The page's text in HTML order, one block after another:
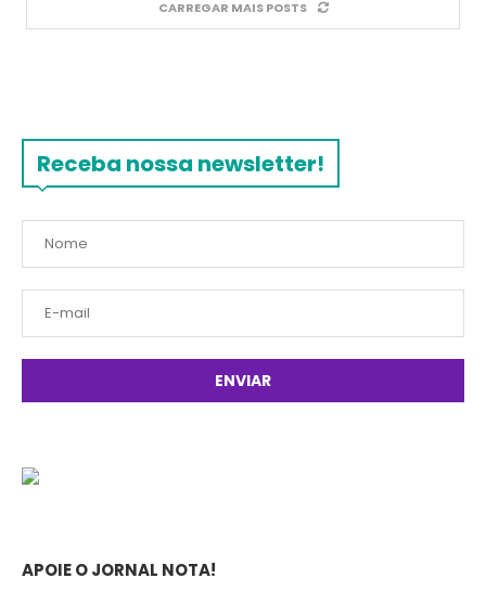
CARREGAR MAIS POSTS
Receba nossa newsletter!
APOIE O JORNAL NOTA!